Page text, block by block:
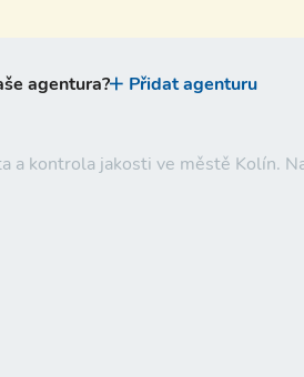
kontrola jakosti ve městě Kolín.
agentura? Přidat agenturu